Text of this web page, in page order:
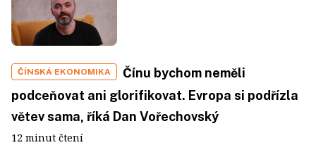
ČÍNSKÁ EKONOMIKA
Čínu bychom neměli
podceňovat ani glorifikovat. Evropa si podřízla
větev sama, říká Dan Vořechovský
12 minut čtení